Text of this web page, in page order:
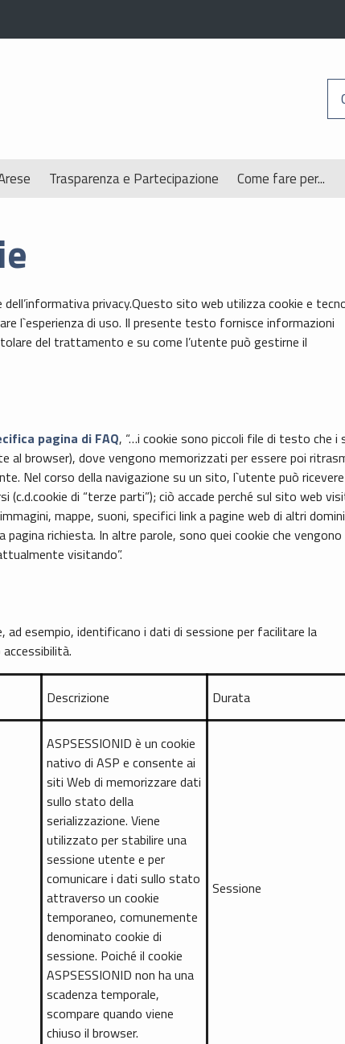
Trasparenza e Partecipazione Come fare per...
privacy.Questo sito web utilizza cookie e
l`esperienza di uso. Il presente testo fornisce informazioni
del trattamento e su come l’utente può gestirne il
pagina di FAQ, “…i cookie sono piccoli file di testo che i
browser), dove vengono memorizzati per essere poi
Nel corso della navigazione su un sito, l`utente può
(c.d.cookie di “terze parti”); ciò accade perché sul sito web
mappe, suoni, specifici link a pagine web di altri
richiesta. In altre parole, sono quei cookie che vengono
visitando”.
ad esempio, identificano i dati di sessione per facilitare la
Descrizione Durata
ASPSESSIONID è un cookie
nativo di ASP e consente ai
siti Web di memorizzare dati
sullo stato della
serializzazione. Viene
utilizzato per stabilire una
sessione utente e per
comunicare i dati sullo stato
attraverso un cookie
temporaneo, comunemente
denominato cookie di
sessione. Poiché il cookie
ASPSESSIONID non ha una
scadenza temporale,
scompare quando viene
chiuso il browser.
Sessione